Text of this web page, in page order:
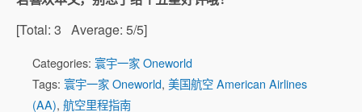
[Total: 3 Average: 5/5]
Categories: 寰宇一家 Oneworld
Tags: 寰宇一家 Oneworld, 美国航空 American Airlines
(AA), 航空里程指南